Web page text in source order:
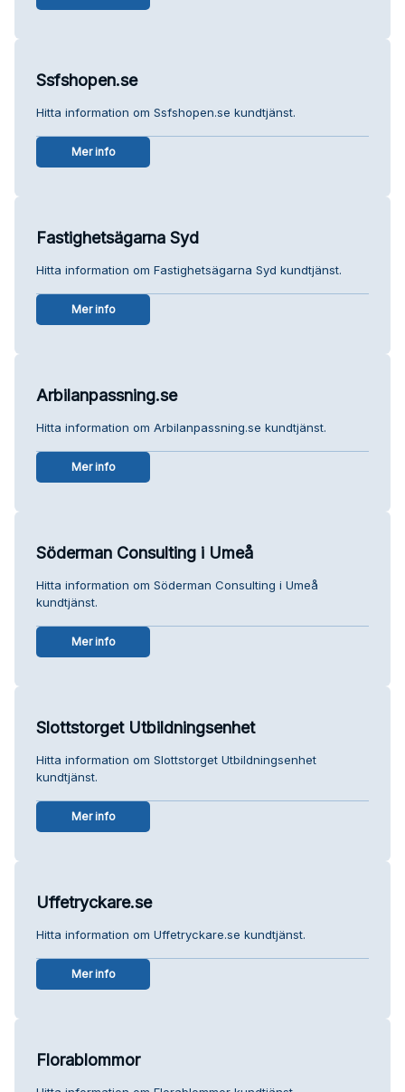
Ssfshopen.se
Hitta information om Ssfshopen.se kundtjänst.
Mer info
Fastighetsägarna Syd
Hitta information om Fastighetsägarna Syd kundtjänst.
Mer info
Arbilanpassning.se
Hitta information om Arbilanpassning.se kundtjänst.
Mer info
Söderman Consulting i Umeå
Hitta information om Söderman Consulting i Umeå
kundtjänst.
Mer info
Slottstorget Utbildningsenhet
Hitta information om Slottstorget Utbildningsenhet
kundtjänst.
Mer info
Uffetryckare.se
Hitta information om Uffetryckare.se kundtjänst.
Mer info
Florablommor